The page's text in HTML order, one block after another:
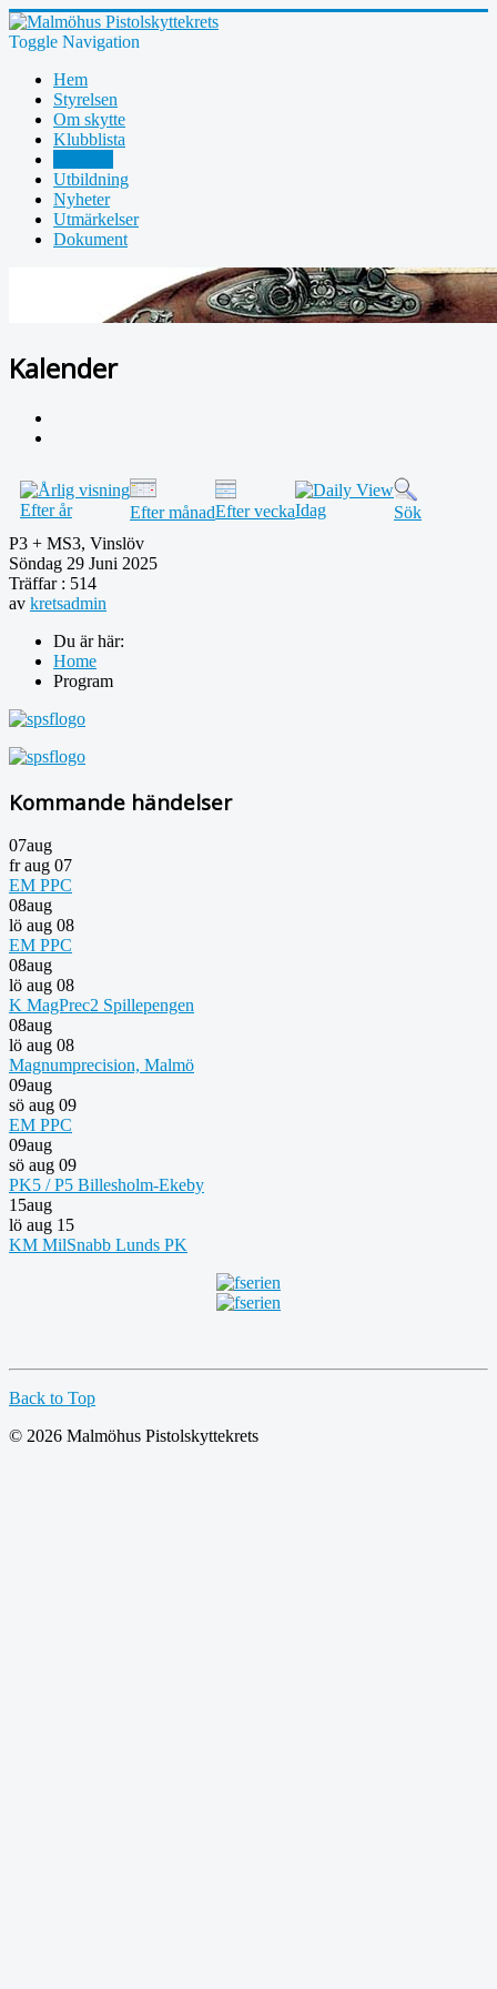
Toggle Navigation
Hem
Styrelsen
Om skytte
Klubblista
Utbildning
Nyheter
Utmärkelser
Dokument
Kalender
Efter år Efter månadEfter veckaIdag
Sök
P3 + MS3, Vinslöv
Söndag 29 Juni 2025
Träffar: 514
av kretsadmin
Du är här:
Home
Program
Kommande händelser
07aug
fr aug 07
EM PPC
08aug
lö aug 08
EM PPC
08aug
lö aug 08
K MagPrec2 Spillepengen
08aug
lö aug 08
Magnumprecision, Malmö
09aug
sö aug 09
EM PPC
09aug
sö aug 09
PK5 / P5 Billesholm-Ekeby
15aug
lö aug 15
KM MilSnabb Lunds PK
Back to Top
© 2026 Malmöhus Pistolskyttekrets